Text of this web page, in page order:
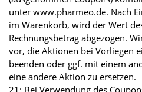
unter www.pharmeo.de. Nach
im Warenkorb, wird der Wert
Rechnungsbetrag abgezogen.
vor, die Aktionen bei Vorliegen
beenden oder ggf. mit einem
eine andere Aktion zu ersetzen.
21: Bei Verwendung des